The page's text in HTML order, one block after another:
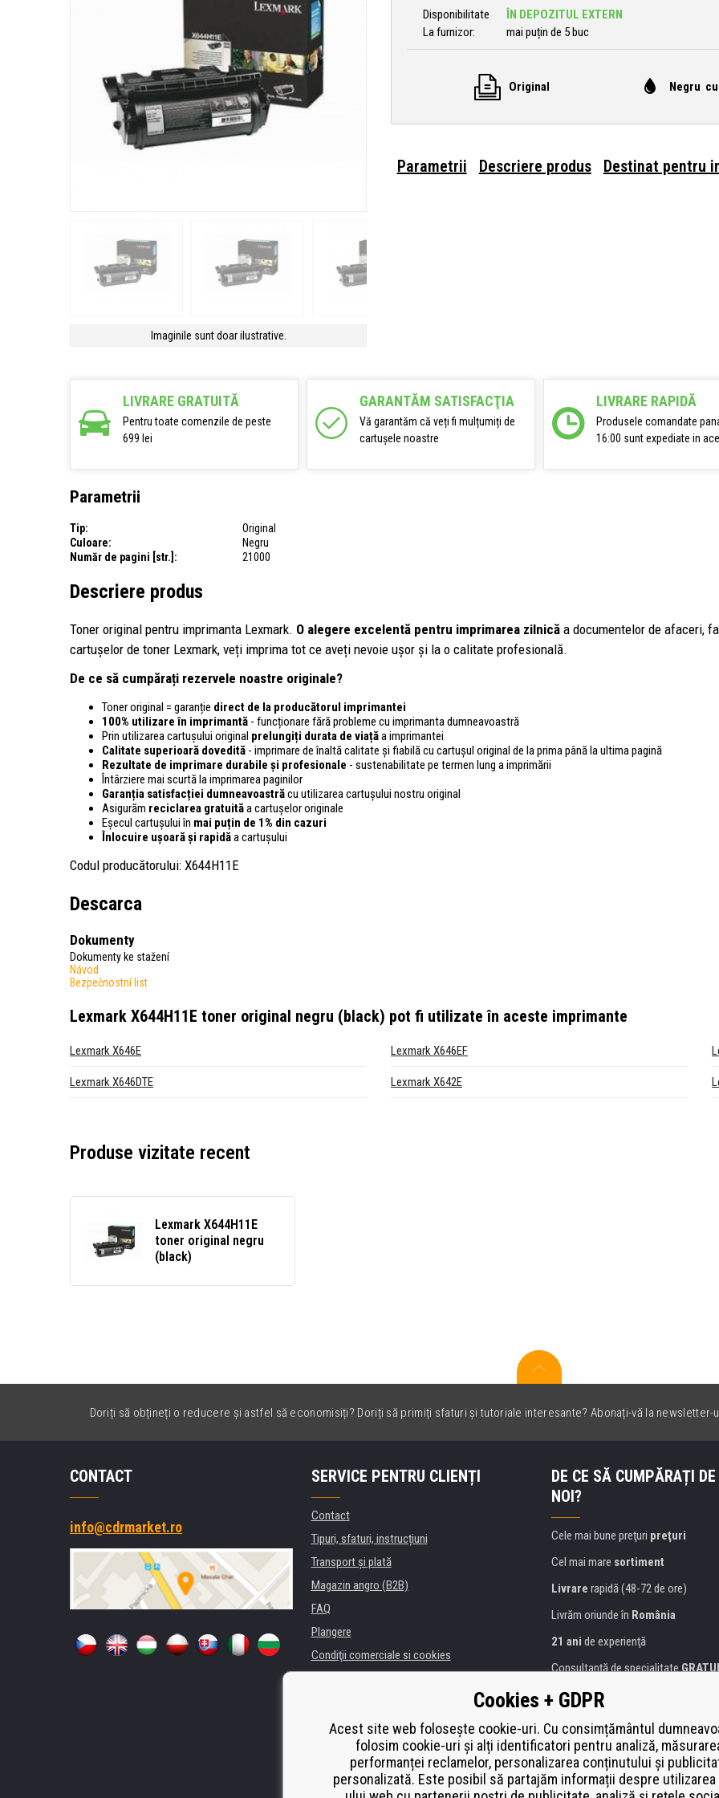
Imaginile sunt doar ilustrative.
Disponibilitate
ÎN DEPOZITUL EXTERN
La furnizor:
mai puțin de 5 buc
Original Negru
Parametrii Descriere produs Destinat pentru
LIVRARE GRATUITĂ
Pentru toate comenzile de peste
699 lei
GARANTĂM SATISFACŢIA
Vă garantăm că veți fi mulțumiți de
cartușele noastre
LIVRARE RAPIDĂ
Produsele comandate
16:00 sunt expediate in
Parametrii
Tip:
Original
Culoare:
Negru
Număr de pagini [str.]:
21000
Descriere produs
Toner original pentru imprimanta Lexmark. O alegere excelentă pentru imprimarea zilnică a documentelor de afaceri,
cartușelor de toner Lexmark, veți imprima tot ce aveți nevoie ușor și la o calitate profesională.
De ce să cumpărați rezervele noastre originale?
Toner original = garanție direct de la producătorul imprimantei
100% utilizare în imprimantă - funcționare fără probleme cu imprimanta dumneavoastră
Prin utilizarea cartușului original prelungiți durata de viațăa imprimantei
Calitate superioară dovedită - imprimare de înaltă calitate și fiabilă cu cartușul original de la prima până la ultima pagină
Rezultate de imprimare durabile și profesionale - sustenabilitate pe termen lung a imprimării
Întârziere mai scurtă la imprimarea paginilor
Garanția satisfacției dumneavoastrăcu utilizarea cartușului nostru original
Asigurăm reciclarea gratuităa cartușelor originale
Eșecul cartușului în mai puțin de 1% din cazuri
Înlocuire ușoară și rapidăa cartușului
Codul producătorului: X644H11E
Descarca
Dokumenty
Dokumenty ke stažení
Návod
Bezpečnostní list
Lexmark X644H11E toner original negru (black) pot fi utilizate în aceste imprimante
Lexmark X646E Lexmark X646EF
Lexmark X646DTE Lexmark X642E
Produse vizitate recent
Lexmark X644H11E
toner original negru
(black)
Doriți să obțineți o reducere și astfel să economisiți? Doriți să primiți sfaturi și tutoriale interesante? Abonați-vă la newsletter-
CONTACT
info@cdrmarket.ro
SERVICE PENTRU CLIENȚI
Contact
Tipuri, sfaturi, instrucțiuni
Transport şi plată
Magazin angro (B2B)
FAQ
Plangere
Condiţii comerciale si cookies
Închirierea de imprimante
Performanță de înlocuire
Odstoupení od smlouvy
DE CE SĂ CUMPĂRAȚI
NOI?
Cele mai bune preţuri preţuri
Cel mai mare sortiment
Livrare rapidă (48-72 de ore)
Livrăm oriunde în România
21 ani de experienţă
Consultanţă de specialitate
Abordarea amabilă
certificat
Heureka
Platăsecurizată on-line
Cookies + GDPR
Acest site web folosește cookie-uri. Cu consimțământul
folosim cookie-uri și alți identificatori pentru analiză,
performanței reclamelor, personalizarea conținutului și
personalizată. Este posibil să partajăm informații despre